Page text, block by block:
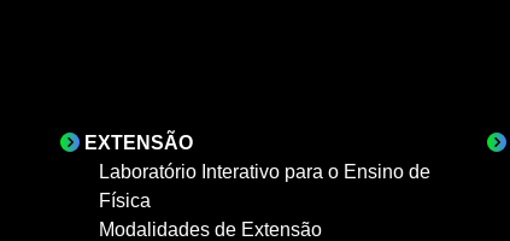
EXTENSÃO
Laboratório Interativo para o Ensino de
Física
Modalidades de Extensão